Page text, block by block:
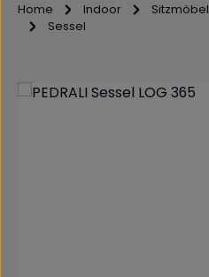
Home Indoor Sitzmöbel
Sessel
Bildergalerie überspringen